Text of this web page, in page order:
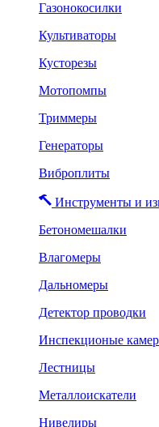
Газонокосилки
Культиваторы
Кусторезы
Мотопомпы
Триммеры
Генераторы
Виброплиты
Инструменты и
Бетономешалки
Влагомеры
Дальномеры
Детектор проводки
Инспекционые
Лестницы
Металлоискатели
Нивелиры